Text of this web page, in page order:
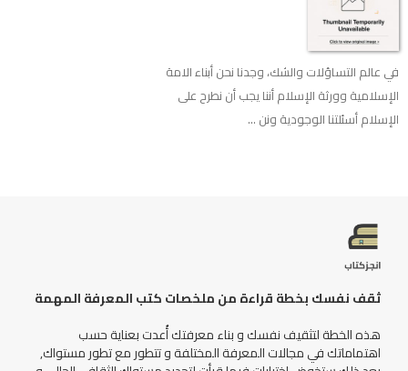
في عالم التساؤلات والشك، وجدنا نحن أبناء الامة
الإسلامية وورثة الإسلام أننا يجب أن نطرح على
الإسلام أسئلتنا الوجودية ونن ...
ثقف نفسك بخطة قراءة من ملخصات كتب المعرفة المهمة
هذه الخطة لتثقيف نفسك و بناء معرفتك أُعدت بعناية حسب
اهتماماتك في مجالات المعرفة المختلفة و تتطور مع تطور مستواك,